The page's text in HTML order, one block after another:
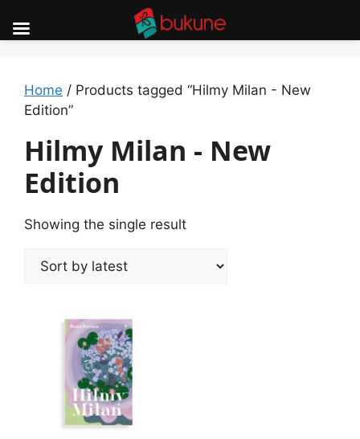
content
Home / Products tagged “Hilmy Milan - New
Edition”
Hilmy Milan - New
Edition
Showing the single result